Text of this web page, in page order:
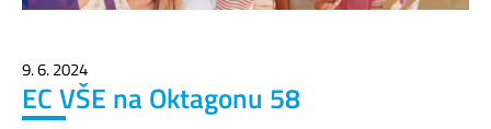
9. 6. 2024
EC VŠE na Oktagonu 58